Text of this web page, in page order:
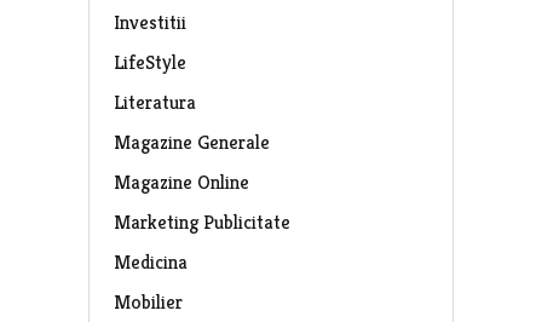
Investitii
LifeStyle
Literatura
Magazine Generale
Magazine Online
Marketing Publicitate
Medicina
Mobilier